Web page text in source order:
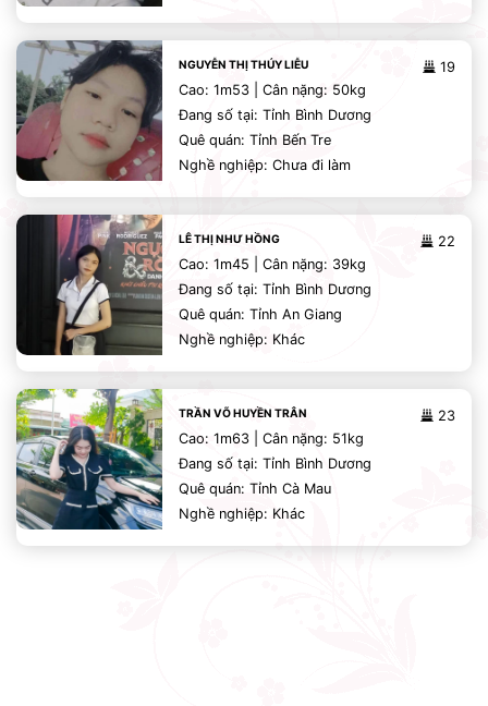
19
NGUYỄN THỊ THÚY LIỄU
Cao: 1m53 | Cân nặng: 50kg
Đang số tại: Tỉnh Bình Dương
Quê quán: Tỉnh Bến Tre
Nghề nghiệp: Chưa đi làm
22
LÊ THỊ NHƯ HỒNG
Cao: 1m45 | Cân nặng: 39kg
Đang số tại: Tỉnh Bình Dương
Quê quán: Tỉnh An Giang
Nghề nghiệp: Khác
23
TRẦN VÕ HUYỀN TRÂN
Cao: 1m63 | Cân nặng: 51kg
Đang số tại: Tỉnh Bình Dương
Quê quán: Tỉnh Cà Mau
Nghề nghiệp: Khác